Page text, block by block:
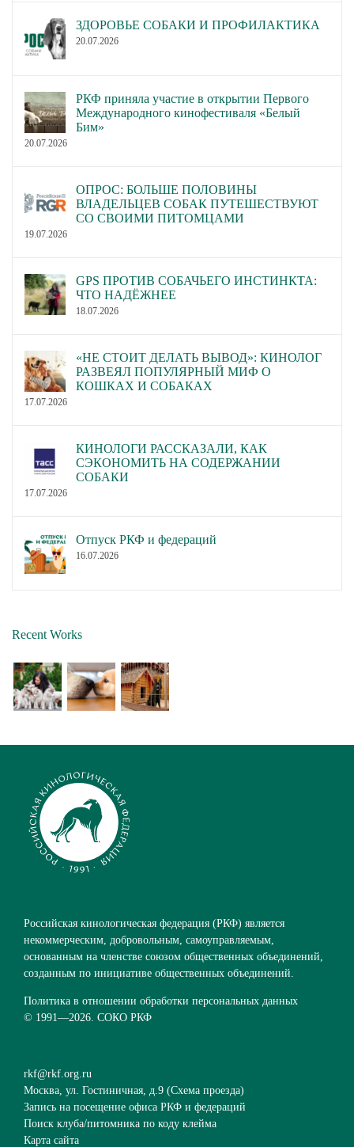
ЗДОРОВЬЕ СОБАКИ И ПРОФИЛАКТИКА
20.07.2026
РКФ приняла участие в открытии Первого
Международного кинофестиваля «Белый
Бим»
20.07.2026
ОПРОС: БОЛЬШЕ ПОЛОВИНЫ
ВЛАДЕЛЬЦЕВ СОБАК ПУТЕШЕСТВУЮТ
СО СВОИМИ ПИТОМЦАМИ
19.07.2026
GPS ПРОТИВ СОБАЧЬЕГО ИНСТИНКТА:
ЧТО НАДЁЖНЕЕ
18.07.2026
«НЕ СТОИТ ДЕЛАТЬ ВЫВОД»: КИНОЛОГ
РАЗВЕЯЛ ПОПУЛЯРНЫЙ МИФ О
КОШКАХ И СОБАКАХ
17.07.2026
КИНОЛОГИ РАССКАЗАЛИ, КАК
СЭКОНОМИТЬ НА СОДЕРЖАНИИ
СОБАКИ
17.07.2026
Отпуск РКФ и федераций
16.07.2026
Recent Works
Российская кинологическая федерация (РКФ) является
некоммерческим, добровольным, самоуправляемым,
основанным на членстве союзом общественных объединений,
созданным по инициативе общественных объединений.
Политика в отношении обработки персональных данных
© 1991—2026. СОКО РКФ
rkf@rkf.org.ru
Москва, ул. Гостиничная, д.9 (Схема проезда)
Запись на посещение офиса РКФ и федераций
Поиск клуба/питомника по коду клейма
Карта сайта